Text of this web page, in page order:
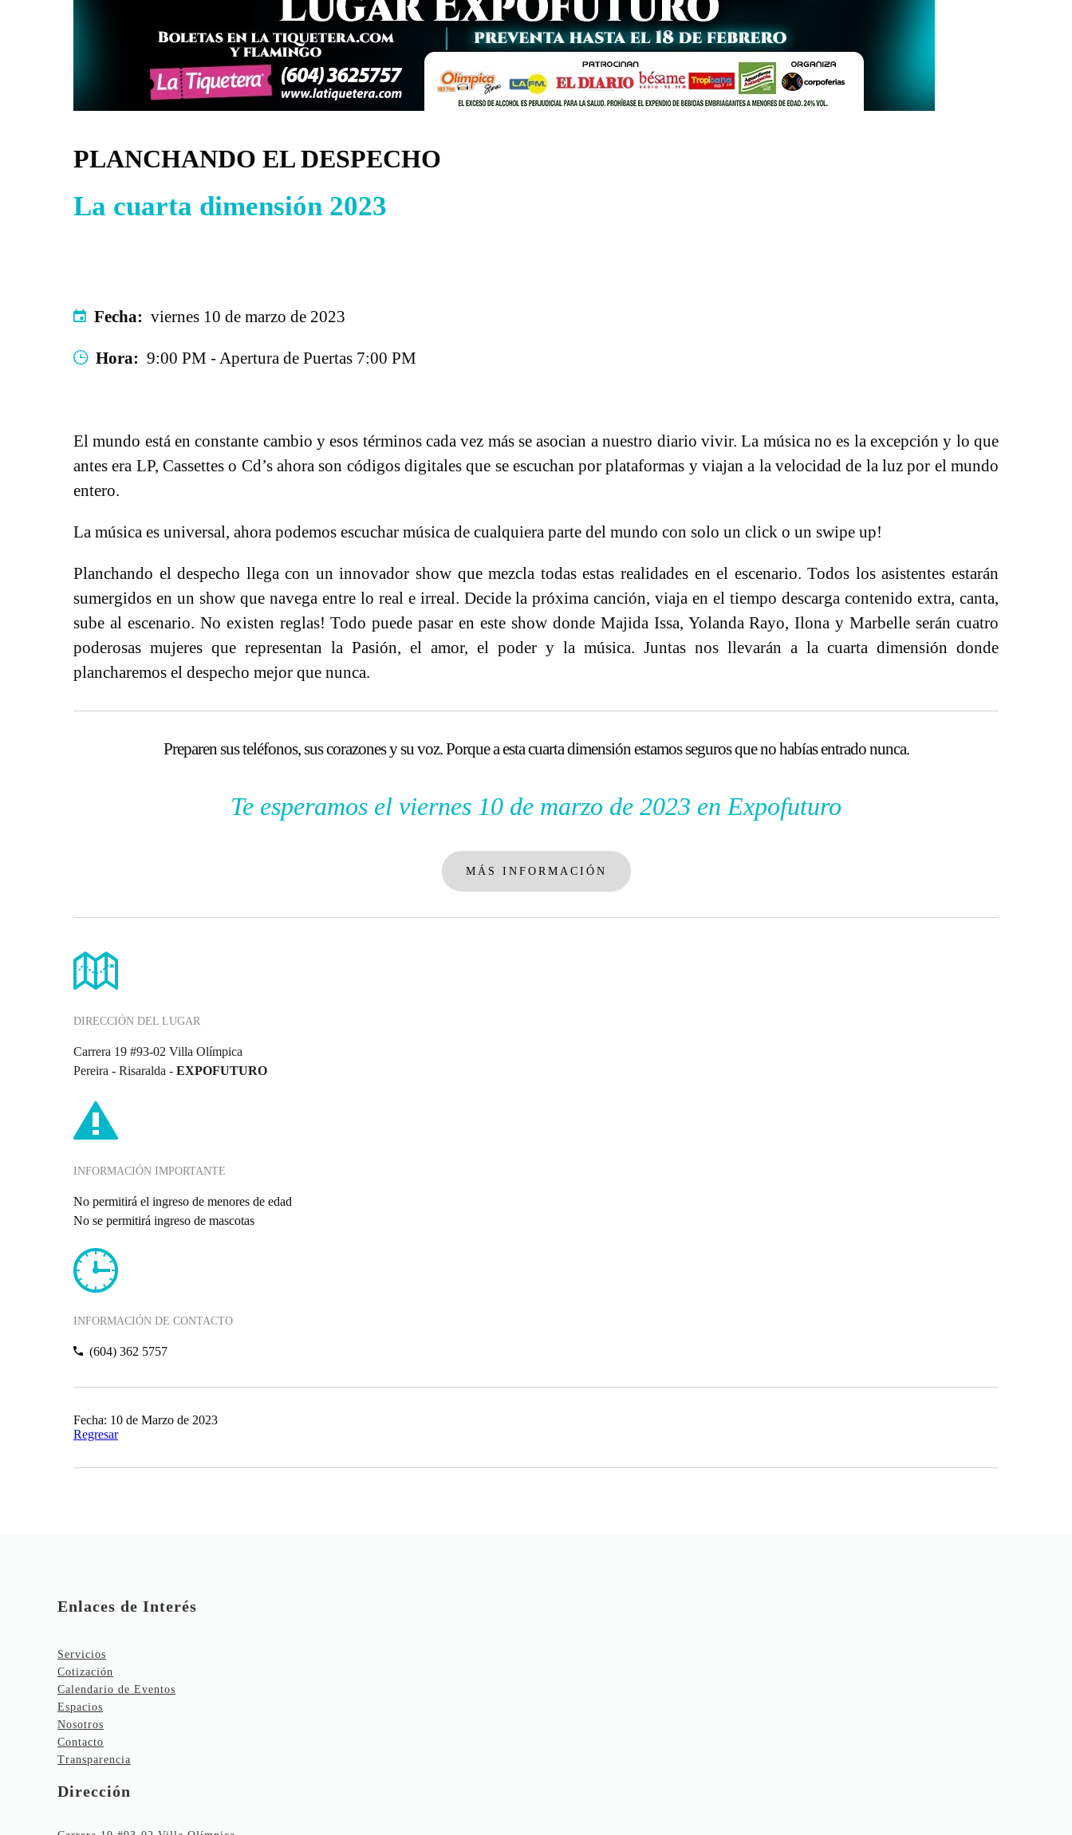
PLANCHANDO EL DESPECHO
La cuarta dimensión 2023
Fecha: viernes 10 de marzo de 2023
Hora: 9:00 PM - Apertura de Puertas 7:00 PM
El mundo está en constante cambio y esos términos cada vez más se asocian a nuestro diario vivir. La música no es la excepción y lo que
antes era LP, Cassettes o Cd’s ahora son códigos digitales que se escuchan por plataformas y viajan a la velocidad de la luz por el mundo
entero.
La música es universal, ahora podemos escuchar música de cualquiera parte del mundo con solo un click o un swipe up!
Planchando el despecho llega con un innovador show que mezcla todas estas realidades en el escenario. Todos los asistentes estarán
sumergidos en un show que navega entre lo real e irreal. Decide la próxima canción, viaja en el tiempo descarga contenido extra, canta,
sube al escenario. No existen reglas! Todo puede pasar en este show donde Majida Issa, Yolanda Rayo, Ilona y Marbelle serán cuatro
poderosas mujeres que representan la Pasión, el amor, el poder y la música. Juntas nos llevarán a la cuarta dimensión donde
plancharemos el despecho mejor que nunca.
Preparen sus teléfonos, sus corazones y su voz. Porque a esta cuarta dimensión estamos seguros que no habías entrado nunca.
Te esperamos el viernes 10 de marzo de 2023 en Expofuturo
MÁS INFORMACIÓN
DIRECCIÓN DEL LUGAR
Carrera 19 #93-02 Villa Olímpica
Pereira - Risaralda - EXPOFUTURO
INFORMACIÓN IMPORTANTE
No permitirá el ingreso de menores de edad
No se permitirá ingreso de mascotas
INFORMACIÓN DE CONTACTO
(604) 362 5757
Fecha: 10 de Marzo de 2023
Regresar
Enlaces de Interés
Servicios
Cotización
Calendario de Eventos
Espacios
Nosotros
Contacto
Transparencia
Dirección